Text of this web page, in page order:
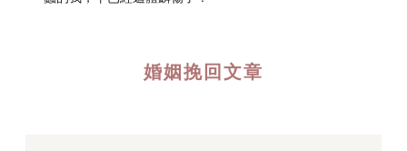
婚姻挽回文章